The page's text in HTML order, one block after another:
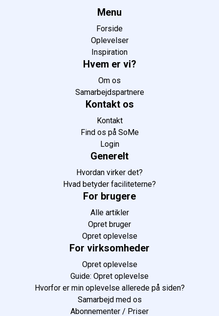
Menu
Forside
Oplevelser
Inspiration
Hvem er vi?
Om os
Samarbejdspartnere
Kontakt os
Kontakt
Find os på SoMe
Login
Generelt
Hvordan virker det?
Hvad betyder faciliteterne?
For brugere
Alle artikler
Opret bruger
Opret oplevelse
For virksomheder
Opret oplevelse
Guide: Opret oplevelse
Hvorfor er min oplevelse allerede på siden?
Samarbejd med os
Abonnementer / Priser